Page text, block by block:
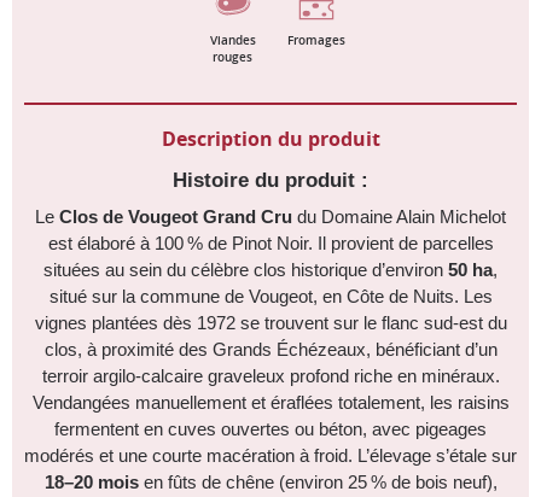
Viandes
rouges
Fromages
Description du produit
Histoire du produit :
Le Clos de Vougeot Grand Cru du Domaine Alain Michelot
est élaboré à 100 % de Pinot Noir. Il provient de parcelles
situées au sein du célèbre clos historique d’environ 50 ha,
situé sur la commune de Vougeot, en Côte de Nuits. Les
vignes plantées dès 1972 se trouvent sur le flanc sud-est du
clos, à proximité des Grands Échézeaux, bénéficiant d’un
terroir argilo-calcaire graveleux profond riche en minéraux.
Vendangées manuellement et éraflées totalement, les raisins
fermentent en cuves ouvertes ou béton, avec pigeages
modérés et une courte macération à froid. L’élevage s’étale sur
18–20 moisen fûts de chêne (environ 25 % de bois neuf),